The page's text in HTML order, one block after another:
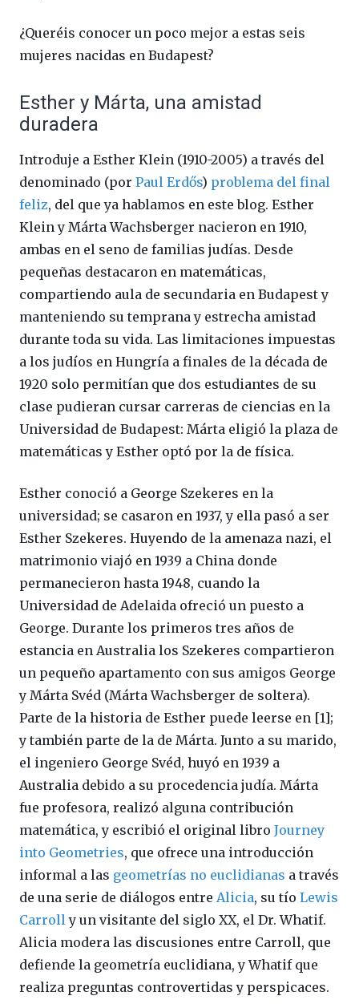
¿Queréis conocer un poco mejor a estas seis
mujeres nacidas en Budapest?
Esther y Márta, una amistad
duradera
Introduje a Esther Klein (1910-2005) a través del
denominado (por Paul Erdős) problema del final
feliz, del que ya hablamos en este blog. Esther
Klein y Márta Wachsberger nacieron en 1910,
ambas en el seno de familias judías. Desde
pequeñas destacaron en matemáticas,
compartiendo aula de secundaria en Budapest y
manteniendo su temprana y estrecha amistad
durante toda su vida. Las limitaciones impuestas
a los judíos en Hungría a finales de la década de
1920 solo permitían que dos estudiantes de su
clase pudieran cursar carreras de ciencias en la
Universidad de Budapest: Márta eligió la plaza de
matemáticas y Esther optó por la de física.
Esther conoció a George Szekeres en la
universidad; se casaron en 1937, y ella pasó a ser
Esther Szekeres. Huyendo de la amenaza nazi, el
matrimonio viajó en 1939 a China donde
permanecieron hasta 1948, cuando la
Universidad de Adelaida ofreció un puesto a
George. Durante los primeros tres años de
estancia en Australia los Szekeres compartieron
un pequeño apartamento con sus amigos George
y Márta Svéd (Márta Wachsberger de soltera).
Parte de la historia de Esther puede leerse en [1];
y también parte de la de Márta. Junto a su marido,
el ingeniero George Svéd, huyó en 1939 a
Australia debido a su procedencia judía. Márta
fue profesora, realizó alguna contribución
matemática, y escribió el original libro Journey
into Geometries, que ofrece una introducción
informal a las geometrías no euclidianas a través
de una serie de diálogos entre Alicia, su tío Lewis
Carroll y un visitante del siglo XX, el Dr. Whatif.
Alicia modera las discusiones entre Carroll, que
defiende la geometría euclidiana, y Whatif que
realiza preguntas controvertidas y perspicaces.